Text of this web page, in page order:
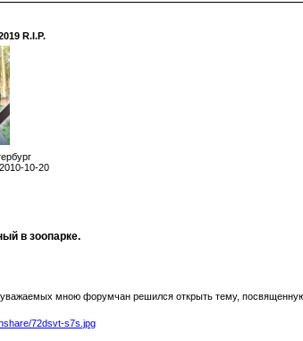
R.I.P.
10-20
в зоопарке.
мною форумчан решился открыть тему,